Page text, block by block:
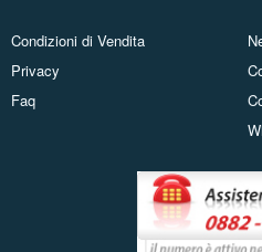
Condizioni di Vendita
Privacy
Faq